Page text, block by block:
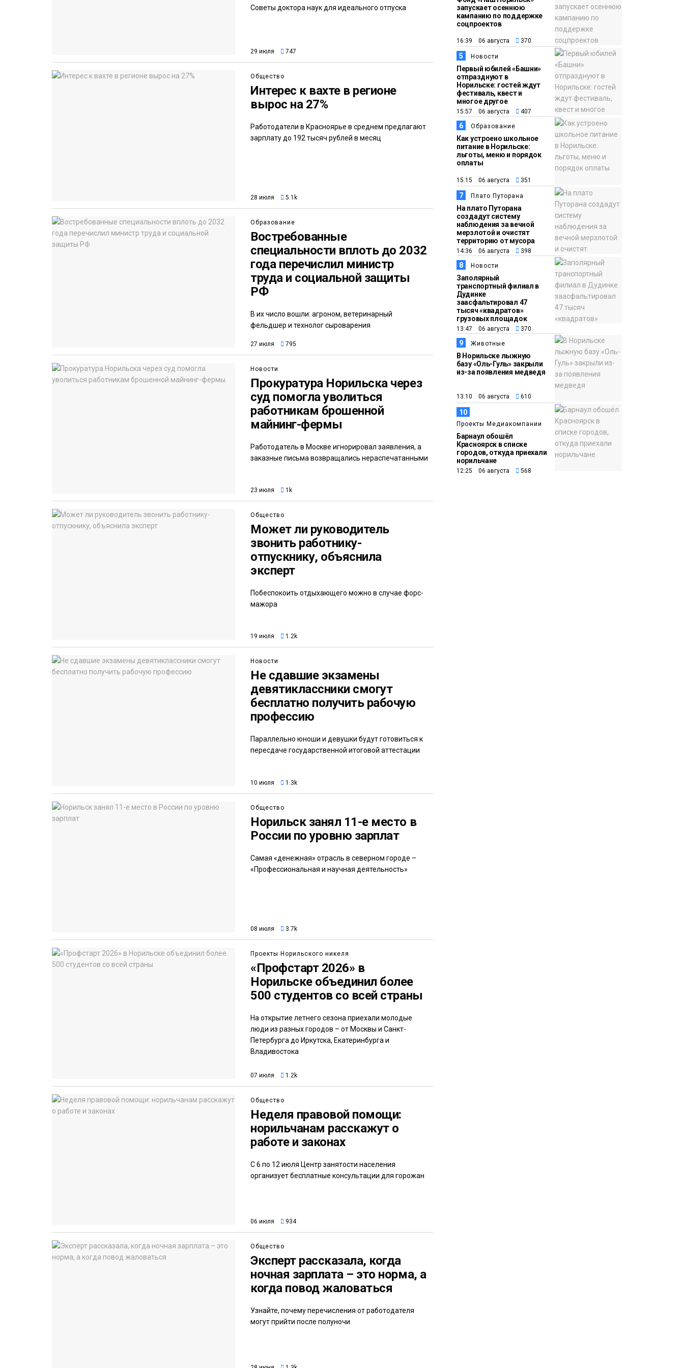
Советы доктора наук для идеального отпуска
29 июля 747
Общество
Интерес к вахте в регионе
вырос на 27%
Работодатели в Красноярье в среднем предлагают
зарплату до 192 тысяч рублей в месяц
28 июля 5.1k
Образование
Востребованные
специальности вплоть до 2032
года перечислил министр
труда и социальной защиты
РФ
В их число вошли: агроном, ветеринарный
фельдшер и технолог сыроварения
27 июля 795
Новости
Прокуратура Норильска через
суд помогла уволиться
работникам брошенной
майнинг-фермы
Работодатель в Москве игнорировал заявления, а
заказные письма возвращались нераспечатанными
23 июля 1k
Общество
Может ли руководитель
звонить работнику-
отпускнику, объяснила
эксперт
Побеспокоить отдыхающего можно в случае форс-
мажора
19 июля 1.2k
Новости
Не сдавшие экзамены
девятиклассники смогут
бесплатно получить рабочую
профессию
Параллельно юноши и девушки будут готовиться к
пересдаче государственной итоговой аттестации
10 июля 1.3k
Общество
Норильск занял 11-е место в
России по уровню зарплат
Самая «денежная» отрасль в северном городе –
«Профессиональная и научная деятельность»
08 июля 3.7k
Проекты Норильского никеля
«Профстарт 2026» в
Норильске объединил более
500 студентов со всей страны
На открытие летнего сезона приехали молодые
люди из разных городов – от Москвы и Санкт-
Петербурга до Иркутска, Екатеринбурга и
Владивостока
07 июля 1.2k
Общество
Неделя правовой помощи:
норильчанам расскажут о
работе и законах
С 6 по 12 июля Центр занятости населения
организует бесплатные консультации для горожан
06 июля 934
Общество
Эксперт рассказала, когда
ночная зарплата – это норма, а
когда повод жаловаться
Узнайте, почему перечисления от работодателя
могут прийти после полуночи
запускает осеннюю
кампанию по поддержке
соцпроектов
16:39 06 августа 370
5 Новости
Первый юбилей «Башни»
отпразднуют в
Норильске: гостей ждут
фестиваль, квест и
многое другое
15:57 06 августа 407
6 Образование
Как устроено школьное
питание в Норильске:
льготы, меню и порядок
оплаты
15:15 06 августа 351
7 Плато Путорана
На плато Путорана
создадут систему
наблюдения за вечной
мерзлотой и очистят
территорию от мусора
14:36 06 августа 398
8 Новости
Заполярный
транспортный филиал в
Дудинке
заасфальтировал 47
тысяч «квадратов»
грузовых площадок
13:47 06 августа 370
9 Животные
В Норильске лыжную
базу «Оль-Гуль» закрыли
из-за появления медведя
13:10 06 августа 610
10
Проекты Медиакомпании
Барнаул обошёл
Красноярск в списке
городов, откуда приехали
норильчане
12:25 06 августа 568